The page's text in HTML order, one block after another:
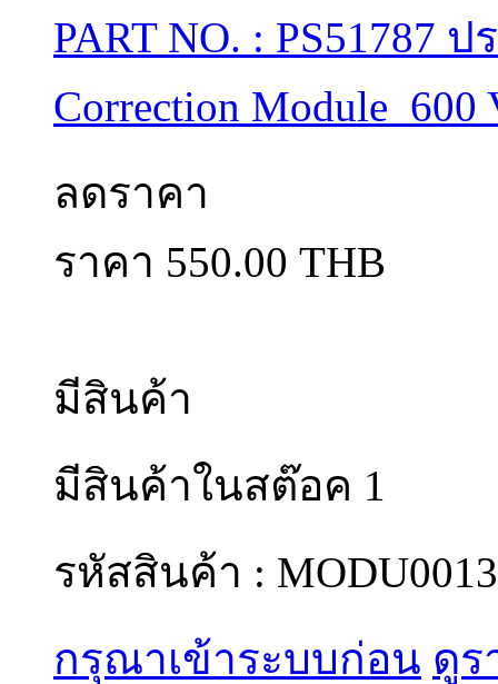
PART NO. : PS51787
Correction Module
ลดราคา
ราคา 550.00 THB
มีสินค้า
มีสินค้าในสต๊อค 1
รหัสสินค้า : MODU0013
กรุณาเข้าระบบก่อน ดูร